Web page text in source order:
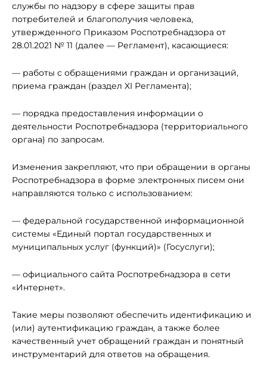
службы по надзору в сфере защиты прав
потребителей и благополучия человека,
утвержденного Приказом Роспотребнадзора от
28.01.2021 № 11 (далее — Регламент), касающиеся:
— работы с обращениями граждан и организаций,
приема граждан (раздел XI Регламента);
— порядка предоставления информации о
деятельности Роспотребнадзора (территориального
органа) по запросам.
Изменения закрепляют, что при обращении в органы
Роспотребнадзора в форме электронных писем они
направляются только с использованием:
— федеральной государственной информационной
системы «Единый портал государственных и
муниципальных услуг (функций)» (Госуслуги);
— официального сайта Роспотребнадзора в сети
«Интернет».
Такие меры позволяют обеспечить идентификацию и
(или) аутентификацию граждан, а также более
качественный учет обращений граждан и понятный
инструментарий для ответов на обращения.